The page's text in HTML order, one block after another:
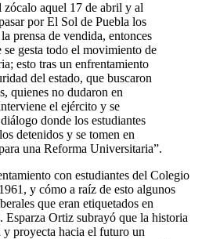
aquel 17 de abril y al
por El Sol de Puebla los
prensa de vendida, entonces
se gesta todo el movimiento de
esto tras un enfrentamiento
del estado, que buscaron
quienes no dudaron en
el ejército y se
donde los estudiantes
detenidos y se tomen en
una Reforma Universitaria”.
con estudiantes del Colegio
y cómo a raíz de esto algunos
que eran etiquetados en
Esparza Ortiz subrayó que la historia
proyecta hacia el futuro un